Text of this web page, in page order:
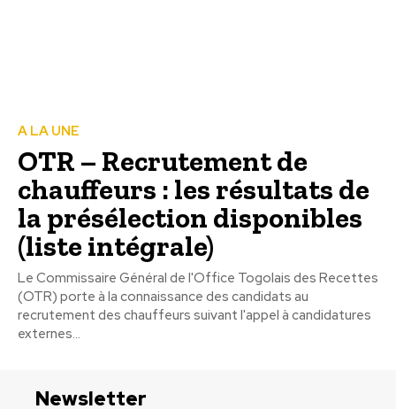
A LA UNE
OTR – Recrutement de
chauffeurs : les résultats de
la présélection disponibles
(liste intégrale)
Le Commissaire Général de l'Office Togolais des Recettes
(OTR) porte à la connaissance des candidats au
recrutement des chauffeurs suivant l'appel à candidatures
externes...
Newsletter